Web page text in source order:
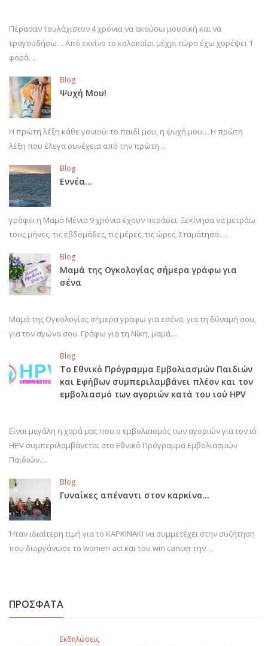
Πέρασαν τουλάχιστον 4 χρόνια να ακούσω μουσική και να
τραγουδήσω… Από εκείνο το καλοκαίρι μέχρι τώρα έχω χορέψει 1
φορά…
Blog
Ψυχή Μου!
Η πρώτη λέξη κάθε γονιού: το παιδί μου, η ψυχή μου… Η πρώτη
λέξη που έλεγα συνέχεια από την πρώτη…
Blog
Εννέα…
γράφει η Μαμά Μένια 9 χρόνια έχουν περάσει. Ξεκίνησα να μετράω
τους μήνες, τις εβδομάδες, τις μέρες, τις ώρες. Σταμάτησα.…
Blog
Μαμά της Ογκολογίας σήμερα γράφω για
σένα
Μαμά της Ογκολογίας σήμερα γράφω για εσένα, για τη δύναμή σου,
για τον αγώνα σου. Γράφω για τη Νίκη, μαμά…
Blog
Το Εθνικό Πρόγραμμα Εμβολιασμών Παιδιών
και Εφήβων συμπεριλαμβάνει πλέον και τον
εμβολιασμό των αγοριών κατά του ιού HPV
Είναι μεγάλη η χαρά μας που ο εμβολιασμός των αγοριών για τον ιό
HPV συμπεριλαμβάνεται στο Εθνικό Πρόγραμμα Εμβολιασμών
Παιδιών…
Blog
Γυναίκες απέναντι στον καρκίνο…
Ήταν ιδιαίτερη τιμή για το ΚΑΡΚΙΝΑΚΙ να συμμετέχει στην συζήτηση
που διοργάνωσε το women act και του win cancer την…
ΠΡΟΣΦΑΤΑ
Εκδηλώσεις